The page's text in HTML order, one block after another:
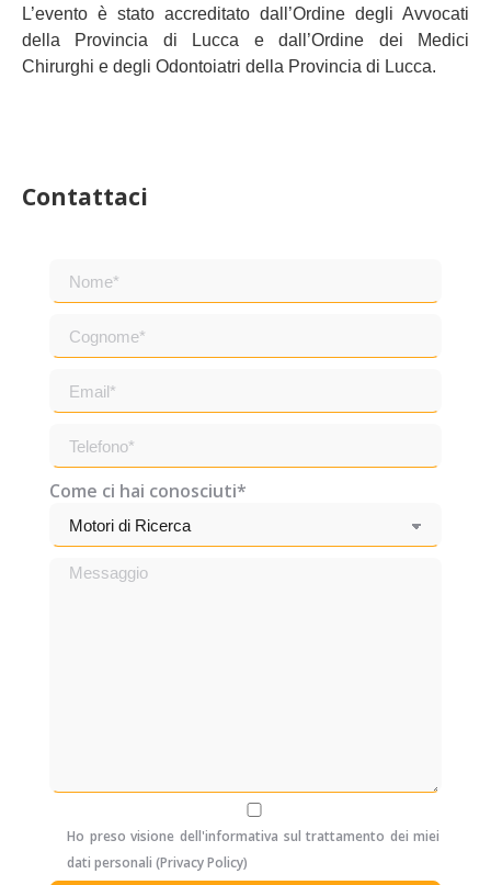
L’evento è stato accreditato dall’Ordine degli Avvocati
della Provincia di Lucca e dall’Ordine dei Medici
Chirurghi e degli Odontoiatri della Provincia di Lucca.
Contattaci
Come ci hai conosciuti*
Ho preso visione dell'informativa sul trattamento dei miei
dati personali (Privacy Policy)